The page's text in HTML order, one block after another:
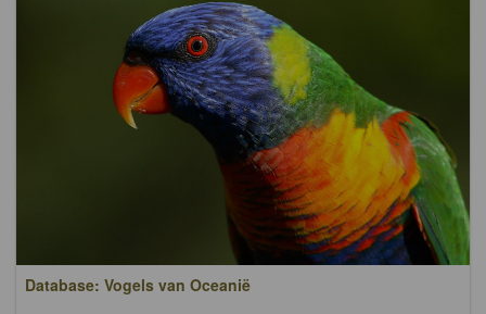
Database: Vogels van Oceanië